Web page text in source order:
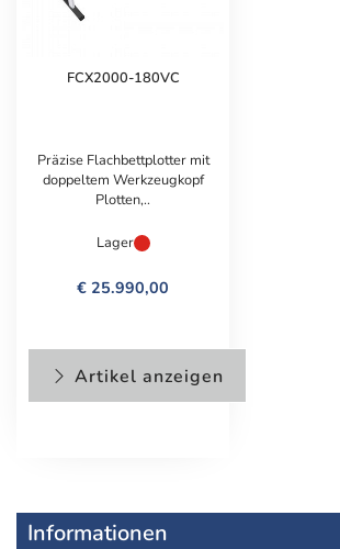
FCX2000-180VC
Präzise Flachbettplotter mit
doppeltem Werkzeugkopf
Plotten,..
Lager
€ 25.990,00
Artikel anzeigen
Informationen